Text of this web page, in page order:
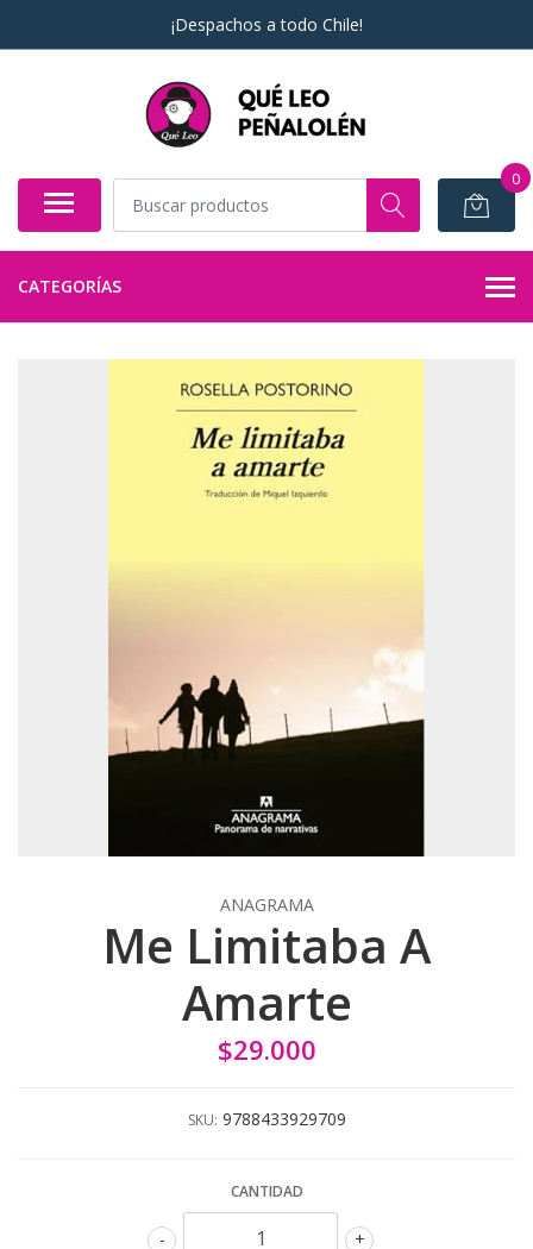
¡Despachos a todo Chile!
0
CATEGORÍAS
ANAGRAMA
Me Limitaba A
Amarte
$29.000
SKU: 9788433929709
CANTIDAD
+
-